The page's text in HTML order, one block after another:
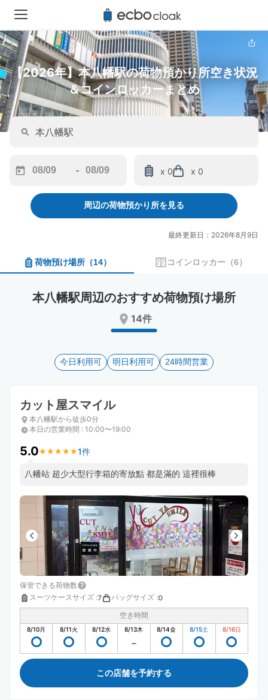
【2026年】本八幡駅の荷物預かり所空き状況
＆コインロッカーまとめ
forward
interact
calendar
and
a
date.
keyboard
shortcuts
for
changing
dates.
-
backward
to
interact
calendar
and
a
date.
mark
key
the
keyboard
shortcuts
for
changing
dates.
x 0 x 0
周辺の荷物預かり所を見る
最終更新日：2026年8月9日
荷物預け場所 （14） コインロッカー （6）
本八幡駅周辺のおすすめ荷物預け場所
14件
今日利用可 明日利用可 24時間営業
カット屋スマイル
本八幡駅から徒歩0分
本日の営業時間 : 10:00〜19:00
5.0★ ★ ★ ★ ★
★ ★ ★ ★ ★1件
八幡站 超少大型行李箱的寄放點 都是滿的 這裡很棒
保管できる荷物数
スーツケースサイズ :7 バッグサイズ :0
空き時間
8/10月 8/11火 8/12水 8/13木 8/14金 8/15土 8/16日
この店舗を予約する